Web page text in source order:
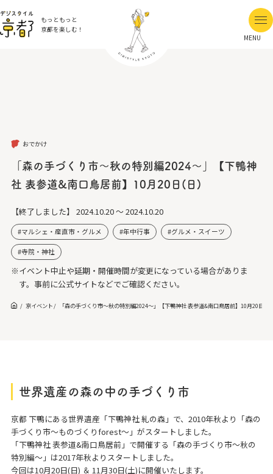
もっともっと
京都を楽しむ！
MENU
おでかけ
「森の手づくり市～秋の特別編2024～」【下鴨神
社 表参道&南口鳥居前】10月20日(日)
【終了しました】 2024.10.20 ～ 2024.10.20
マルシェ・産直市・グルメ 年中行事 グルメ・スイーツ
寺院・神社
※イベント中止や延期・開催時間が変更になっている場合がありま
す。事前に公式サイトなどでご確認ください。
京イベント 「森の手づくり市～秋の特別編2024～」【下鴨神社 表参道&南口鳥居前】10月20日(
世界遺産の森の中の手づくり市
京都 下鴨にある世界遺産「下鴨神社 糺の森」で、2010年秋より「森の
手づくり市～ものづくりforest～」がスタートしました。
「下鴨神社 表参道&南口鳥居前」で開催する「森の手づくり市～秋の
特別編～」は2017年秋よりスタートしました。
今回は10月20日(日) ＆ 11月30日(土)に開催いたします。